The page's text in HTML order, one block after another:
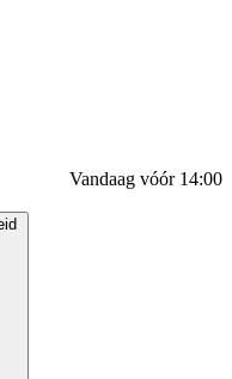
Vandaag vóór 14:00